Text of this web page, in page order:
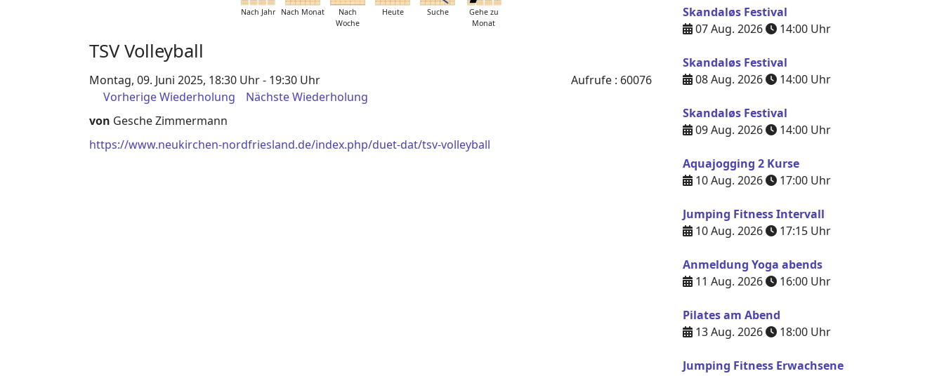
Nach Jahr Nach Monat
Nach
Woche
Heute Suche
Gehe zu
Monat
TSV Volleyball
Montag, 09. Juni 2025, 18:30 Uhr - 19:30 Uhr
Vorherige Wiederholung
Nächste Wiederholung
Aufrufe: 60076
von Gesche Zimmermann
https://www.neukirchen-nordfriesland.de/index.php/duet-dat/tsv-volleyball
Skandaløs Festival
07 Aug. 2026
14:00 Uhr
Skandaløs Festival
08 Aug. 2026
14:00 Uhr
Skandaløs Festival
09 Aug. 2026
14:00 Uhr
Aquajogging 2 Kurse
10 Aug. 2026
17:00 Uhr
Jumping Fitness Intervall
10 Aug. 2026
17:15 Uhr
Anmeldung Yoga abends
11 Aug. 2026
16:00 Uhr
Pilates am Abend
13 Aug. 2026
18:00 Uhr
Jumping Fitness Erwachsene